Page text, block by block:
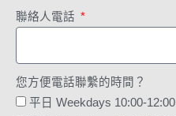
聯絡人電話
您方便電話聯繫的時間？
平日 Weekdays 10:00-12:00